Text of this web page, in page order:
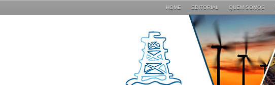
HOME EDITORIAL QUEM SOMOS